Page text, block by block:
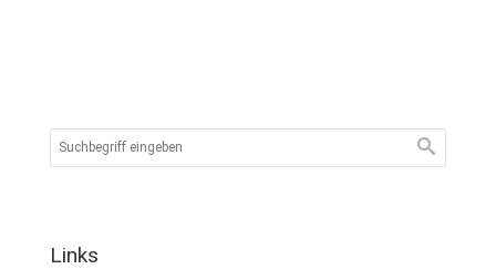
Links